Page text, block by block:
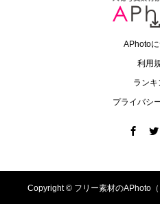
APhoto
利用
ランキ
プライバシ
Copyright © フリー素材のAPhoto